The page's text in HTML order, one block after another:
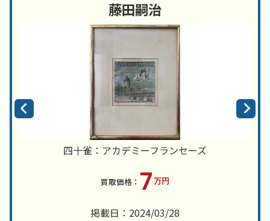
藤田嗣治
四十雀：アカデミーフランセーズ
7万円
掲載日：2024/03/28